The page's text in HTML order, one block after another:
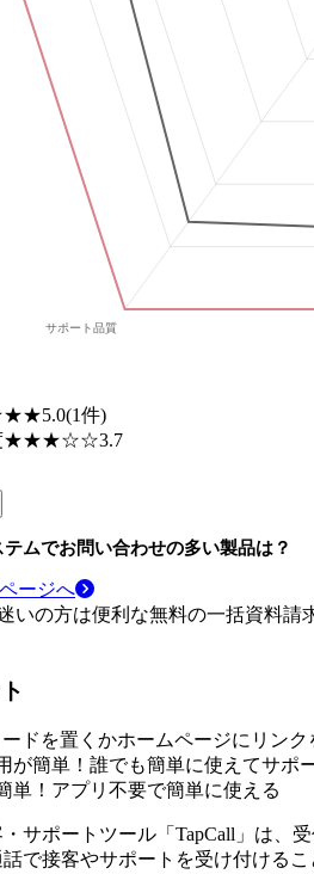
5.0(1件)
★★★☆☆3.7
テムでお問い合わせの多い製品は？
ージへ
いの方は便利な無料の一括資料請
ドを置くかホームページにリンク
が簡単！誰でも簡単に使えてサポ
単！アプリ不要で簡単に使える
サポートツール「TapCall」は、
で接客やサポートを受け付けるこ